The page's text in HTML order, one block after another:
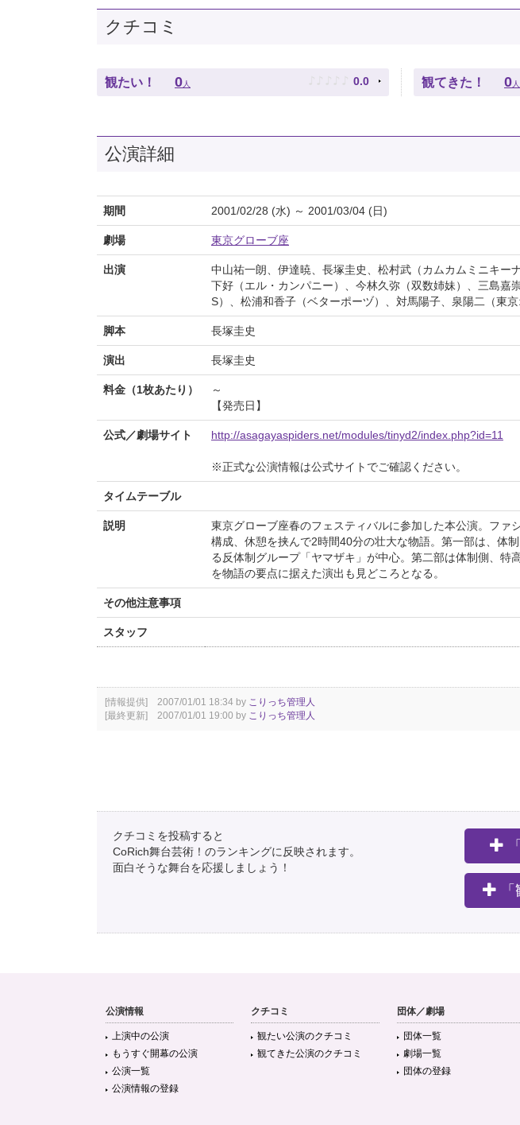
クチコミ
観たい！ 0 人 ♪ ♪ ♪ ♪ ♪ 0.0 観てきた！ 0 人
公演詳細
期間 2001/02/28 (水) ～ 2001/03/04 (日)
劇場 東京グローブ座
出演
中山祐一朗、伊達暁、長塚圭史、松村武（カムカムミニキー
下好（エル・カンパニー）、今林久弥（双数姉妹）、三島嘉
S）、松浦和香子（ベターポーヅ）、対馬陽子、泉陽二（東
脚本 長塚圭史
演出 長塚圭史
料金（1枚あたり）
～
【発売日】
公式／劇場サイト http://asagayaspiders.net/modules/tinyd2/index.php?id=11
※正式な公演情報は公式サイトでご確認ください。
タイムテーブル
説明
東京グローブ座春のフェスティバルに参加した本公演。ファ
構成、休憩を挟んで2時間40分の壮大な物語。第一部は、体
る反体制グループ「ヤマザキ」が中心。第二部は体制側、特
を物語の要点に据えた演出も見どころとなる。
その他注意事項
スタッフ
[情報提供] 2007/01/01 18:34 by こりっち管理人
[最終更新] 2007/01/01 19:00 by こりっち管理人
クチコミを投稿すると
CoRich舞台芸術！のランキングに反映されます。
面白そうな舞台を応援しましょう！
公演情報
上演中の公演
もうすぐ開幕の公演
公演一覧
公演情報の登録
クチコミ
観たい公演のクチコミ
観てきた公演のクチコミ
団体／劇場
団体一覧
劇場一覧
団体の登録